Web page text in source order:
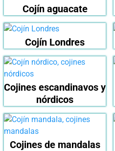
Cojín aguacate
Cojín Londres
Cojines escandinavos y
nórdicos
Cojines de mandalas